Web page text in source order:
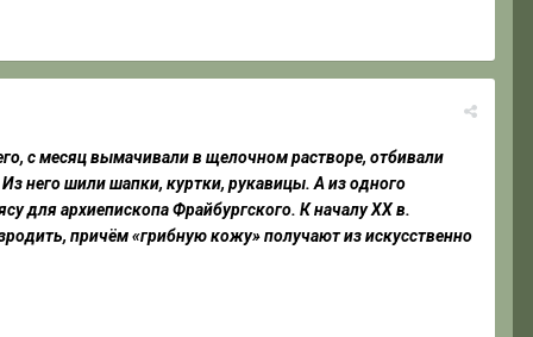
с месяц вымачивали в щелочном растворе, отбивали
него шили шапки, куртки, рукавицы. А из одного
для архиепископа Фрайбургского. К началу XX в.
причём «грибную кожу» получают из искусственно